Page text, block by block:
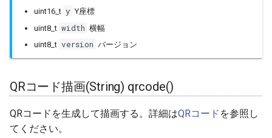
GFXfont設定 setFreeFont()
テキストフォント設定
setTextFont()
SPI書き込み spiwrite()
コマンド送信
writecommand()
esptool::ESP32ROM
esptool::ESP8266ROM
uint16_t y Y座標
uint8_t width 横幅
uint8_t version バージョン
QRコード描画(String) qrcode()
QRコードを生成して描画する。詳細はQRコード を参照し
てください。